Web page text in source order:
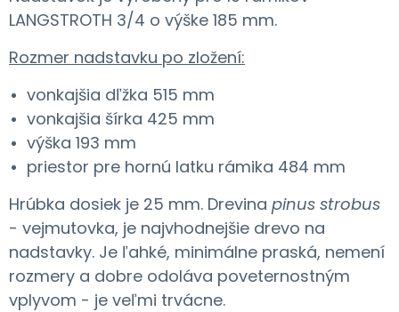
LANGSTROTH 3/4 o výške 185 mm.
Rozmer nadstavku po zložení:
vonkajšia dľžka 515 mm
vonkajšia šírka 425 mm
výška 193 mm
priestor pre hornú latku rámika 484 mm
Hrúbka dosiek je 25 mm. Drevina pinus strobus
- vejmutovka, je najvhodnejšie drevo na
nadstavky. Je ľahké, minimálne praská, nemení
rozmery a dobre odoláva poveternostným
vplyvom - je veľmi trvácne.